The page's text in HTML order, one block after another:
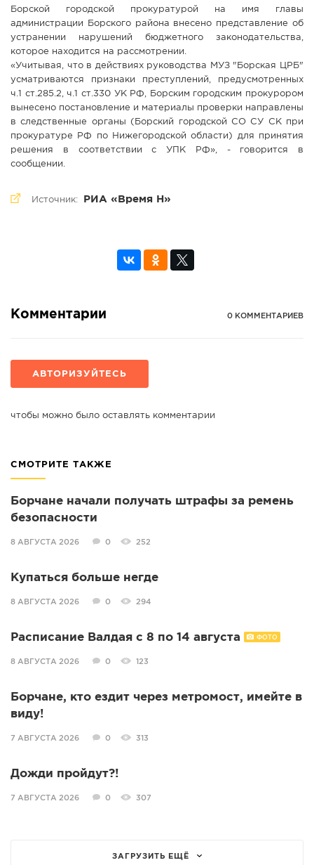
Борской городской прокуратурой на имя главы
администрации Борского района внесено представление об
устранении нарушений бюджетного законодательства,
которое находится на рассмотрении.
«Учитывая, что в действиях руководства МУЗ "Борская ЦРБ"
усматриваются признаки преступлений, предусмотренных
ч.1 ст.285.2, ч.1 ст.330 УК РФ, Борским городским прокурором
вынесено постановление и материалы проверки направлены
в следственные органы (Борский городской СО СУ СК при
прокуратуре РФ по Нижегородской области) для принятия
решения в соответствии с УПК РФ», - говорится в
сообщении.
Источник: РИА «Время Н»
Комментарии 0 КОММЕНТАРИЕВ
АВТОРИЗУЙТЕСЬ
чтобы можно было оставлять комментарии
СМОТРИТЕ ТАКЖЕ
Борчане начали получать штрафы за ремень
безопасности
8 АВГУСТА 2026 0 252
Купаться больше негде
8 АВГУСТА 2026 0 294
Расписание Валдая с 8 по 14 августа ФОТО
8 АВГУСТА 2026 0 123
Борчане, кто ездит через метромост, имейте в
виду!
7 АВГУСТА 2026 0 313
Дожди пройдут?!
7 АВГУСТА 2026 0 307
ЗАГРУЗИТЬ ЕЩЁ